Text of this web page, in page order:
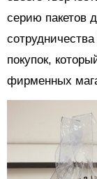
серию пакетов
покупок,
фирменных